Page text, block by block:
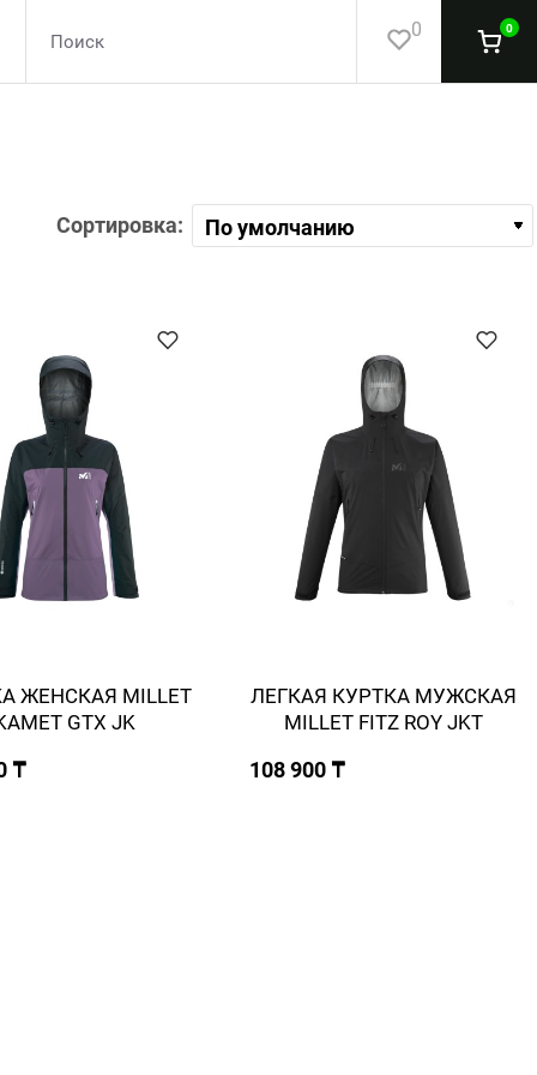
0 0
Сортировка:
ЖЕНСКАЯ MILLET
GTX JK
₸
ЛЕГКАЯ КУРТКА МУЖСКАЯ
MILLET FITZ ROY JKT
108 900 ₸